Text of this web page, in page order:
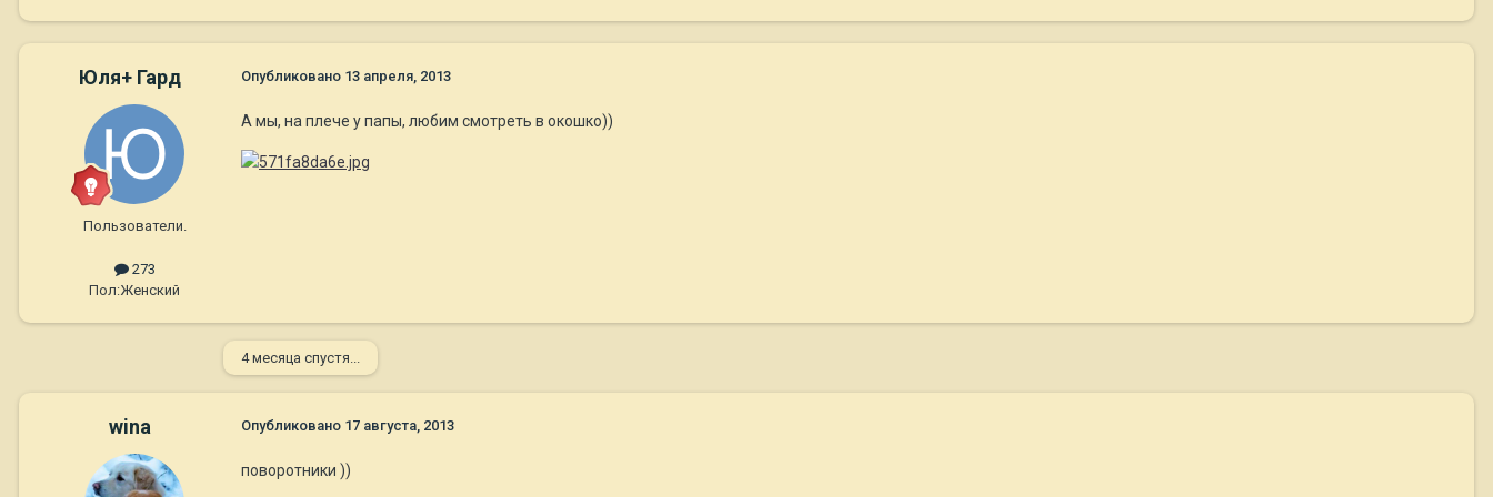
Юля+ Гард
Пользователи.
273
Пол:Женский
Опубликовано 13 апреля, 2013
А мы, на плече у папы, любим смотреть в окошко))
4 месяца спустя...
wina Опубликовано 17 августа, 2013
поворотники ))